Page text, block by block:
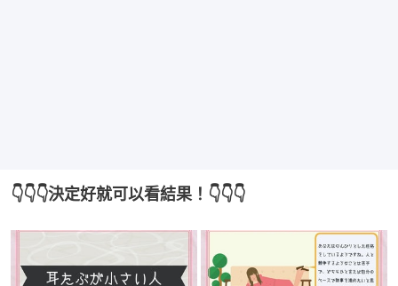
👇👇👇決定好就可以看結果！👇👇👇